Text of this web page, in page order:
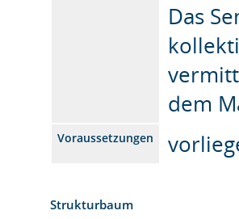
Das
dem
Voraussetzungen
Strukturbaum